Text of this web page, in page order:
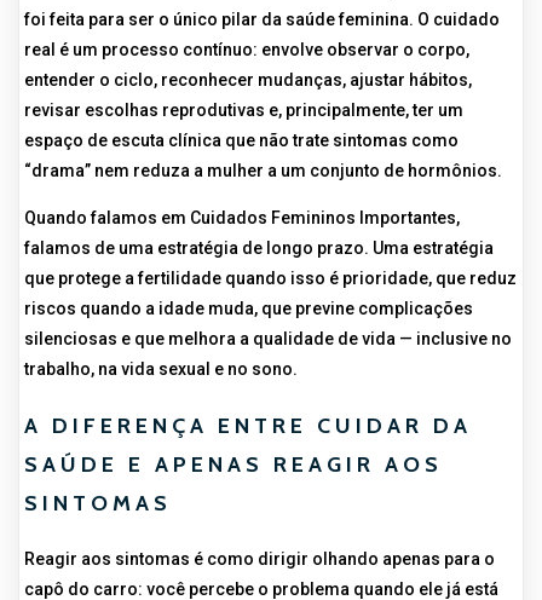
foi feita para ser o único pilar da saúde feminina. O cuidado
real é um processo contínuo: envolve observar o corpo,
entender o ciclo, reconhecer mudanças, ajustar hábitos,
revisar escolhas reprodutivas e, principalmente, ter um
espaço de escuta clínica que não trate sintomas como
“drama” nem reduza a mulher a um conjunto de hormônios.
Quando falamos em Cuidados Femininos Importantes,
falamos de uma estratégia de longo prazo. Uma estratégia
que protege a fertilidade quando isso é prioridade, que reduz
riscos quando a idade muda, que previne complicações
silenciosas e que melhora a qualidade de vida — inclusive no
trabalho, na vida sexual e no sono.
A DIFERENÇA ENTRE CUIDAR DA
SAÚDE E APENAS REAGIR AOS
SINTOMAS
Reagir aos sintomas é como dirigir olhando apenas para o
capô do carro: você percebe o problema quando ele já está